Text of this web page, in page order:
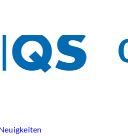
Neuigkeiten